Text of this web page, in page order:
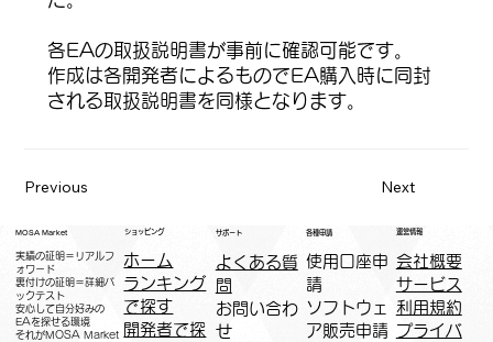
各EAの取扱説明書が事前に確認可能です。
作成は各開発者によるものでEA購入時に同封
される取扱説明書を同様となります。
Previous Next
MOSA Market
実績の証明＝リアルフ
ォワード
裏付けの証明＝詳細バ
ックテスト
安心して自分好みの
EAを探せる環境
​それがMOSA Market
ショッピング
ホーム
ランキング
で探す
開発者で探
サポート
よくある質
問
お問い合わ
せ
各種申請
​使用口座申
請
ソフトウェ
ア販売申請
運営情報
会社概要
サービス
利用規約
プライバ